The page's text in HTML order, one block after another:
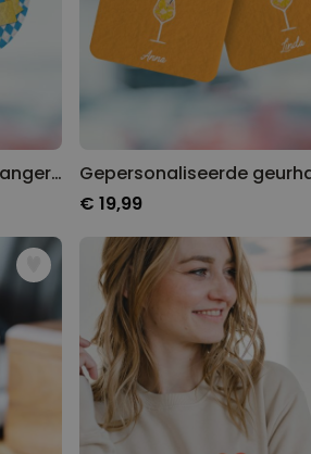
Gepersonaliseerde geurhanger Oktoberfest set van 2
€ 19,99